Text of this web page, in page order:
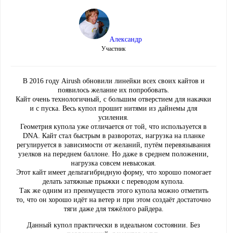
Александр
Участник
В 2016 году Airush обновили линейки всех своих кайтов и
появилось желание их попробовать.
Кайт очень технологичный, с большим отверстием для накачки
и с пуска. Весь купол прошит нитями из дайнемы для
усиления.
Геометрия купола уже отличается от той, что используется в
DNA. Кайт стал быстрым в разворотах, нагрузка на планке
регулируется в зависимости от желаний, путём перевязывания
узелков на переднем баллоне. Но даже в среднем положении,
нагрузка совсем невысокая.
Этот кайт имеет дельтагибридную форму, что хорошо помогает
делать затяжные прыжки с переводом купола.
Так же одним из преимуществ этого купола можно отметить
то, что он хорошо идёт на ветер и при этом создаёт достаточно
тяги даже для тяжёлого райдера.
Данный купол практически в идеальном состоянии. Без